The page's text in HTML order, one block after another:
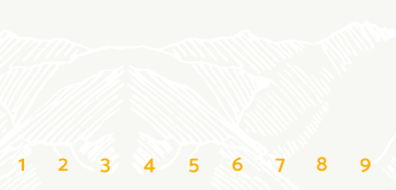
1 2 3 4 5 6 7 8 9